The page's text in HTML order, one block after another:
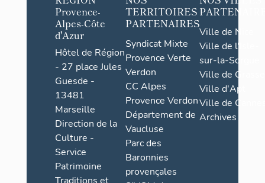
Provence-
Alpes-Côte
d'Azur
Hôtel de Région
- 27 place Jules
Guesde -
13481
Marseille
Direction de la
Culture -
Service
Patrimoine
TERRITOIRES
PARTENAIRES
Syndicat Mixte
Provence Verte
Verdon
CC Alpes
Provence Verdon
Département de
Vaucluse
Parc des
Baronnies
provençales
Ville de Nice
Ville de l'Isle-
sur-la-Sorgue
Ville de Grasse
Ville d'Apt
Ville de
Archives